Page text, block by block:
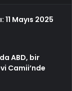
Mayıs 2025
ABD, bir
Camii’nde